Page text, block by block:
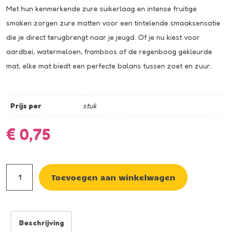
€ 0,75
Met hun kenmerkende zure suikerlaag en intense fruitige
smaken zorgen zure matten voor een tintelende smaaksensatie
die je direct terugbrengt naar je jeugd. Of je nu kiest voor
aardbei, watermeloen, framboos of de regenboog gekleurde
mat, elke mat biedt een perfecte balans tussen zoet en zuur.
aantal
Toevoegen aan winkelwagen
Prijs per stuk
Beschrijving